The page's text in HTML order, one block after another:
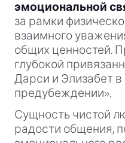
эмоциональной
за рамки
взаимного
общих ценностей.
глубокой
Дарси и Элизабет в
предубеждении».
Сущность чистой
радости общения,